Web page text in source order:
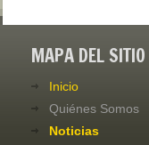
MAPA DEL SITIO
Inicio
Quiénes Somos
Noticias